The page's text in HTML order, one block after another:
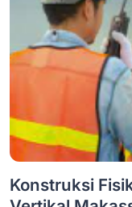
Konstruksi